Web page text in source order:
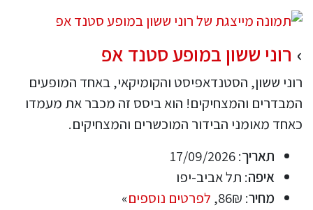
רוני ששון במופע סטנד אפ
רוני ששון, הסטנדאפיסט והקומיקאי, באחד המופעים
המבדרים והמצחיקים! הוא ביסס זה מכבר את מעמדו
כאחד מאומני הבידור המוכשרים והמצחיקים.
תאריך: 17/09/2026
איפה: תל אביב-יפו
מחיר: 86₪, לפרטים נוספים»